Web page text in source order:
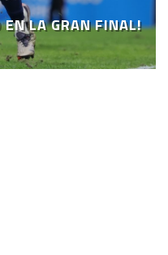
EN LA GRAN FINAL!